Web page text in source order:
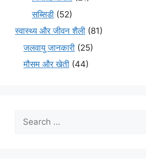
सब्सिडी (52)
स्वास्थ्य और जीवन शैली (81)
जलवायु जानकारी (25)
मौसम और खेती (44)